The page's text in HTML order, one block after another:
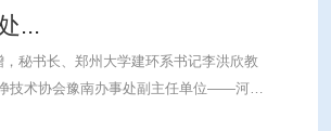
...
秘书长、郑州大学建环系书记李洪欣教
技术协会豫南办事处副主任单位——河南